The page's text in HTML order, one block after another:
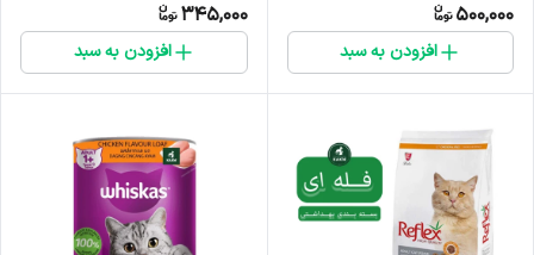
500,000
افزودن به سبد
345,000
افزودن به سبد